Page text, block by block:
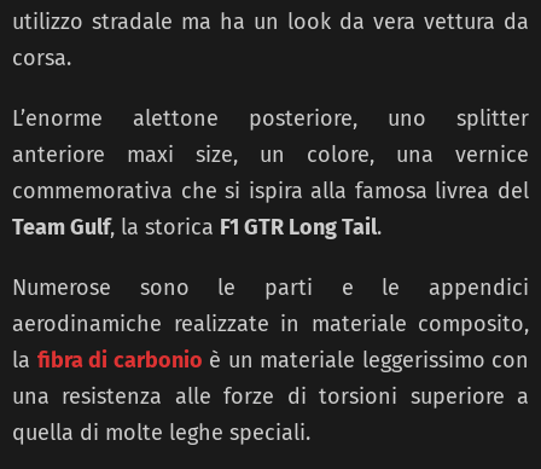
utilizzo stradale ma ha un look da vera vettura da
corsa.
L’enorme alettone posteriore, uno splitter
anteriore maxi size, un colore, una vernice
commemorativa che si ispira alla famosa livrea del
Team Gulf, la storica F1 GTR Long Tail.
Numerose sono le parti e le appendici
aerodinamiche realizzate in materiale composito,
la fibra di carbonio è un materiale leggerissimo con
una resistenza alle forze di torsioni superiore a
quella di molte leghe speciali.